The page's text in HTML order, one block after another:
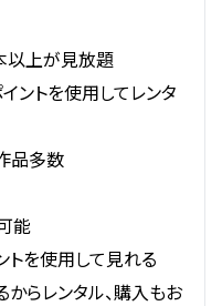
以上が見放題
ントを使用してレンタ
品多数
能
を使用して見れる
らレンタル、購入もお